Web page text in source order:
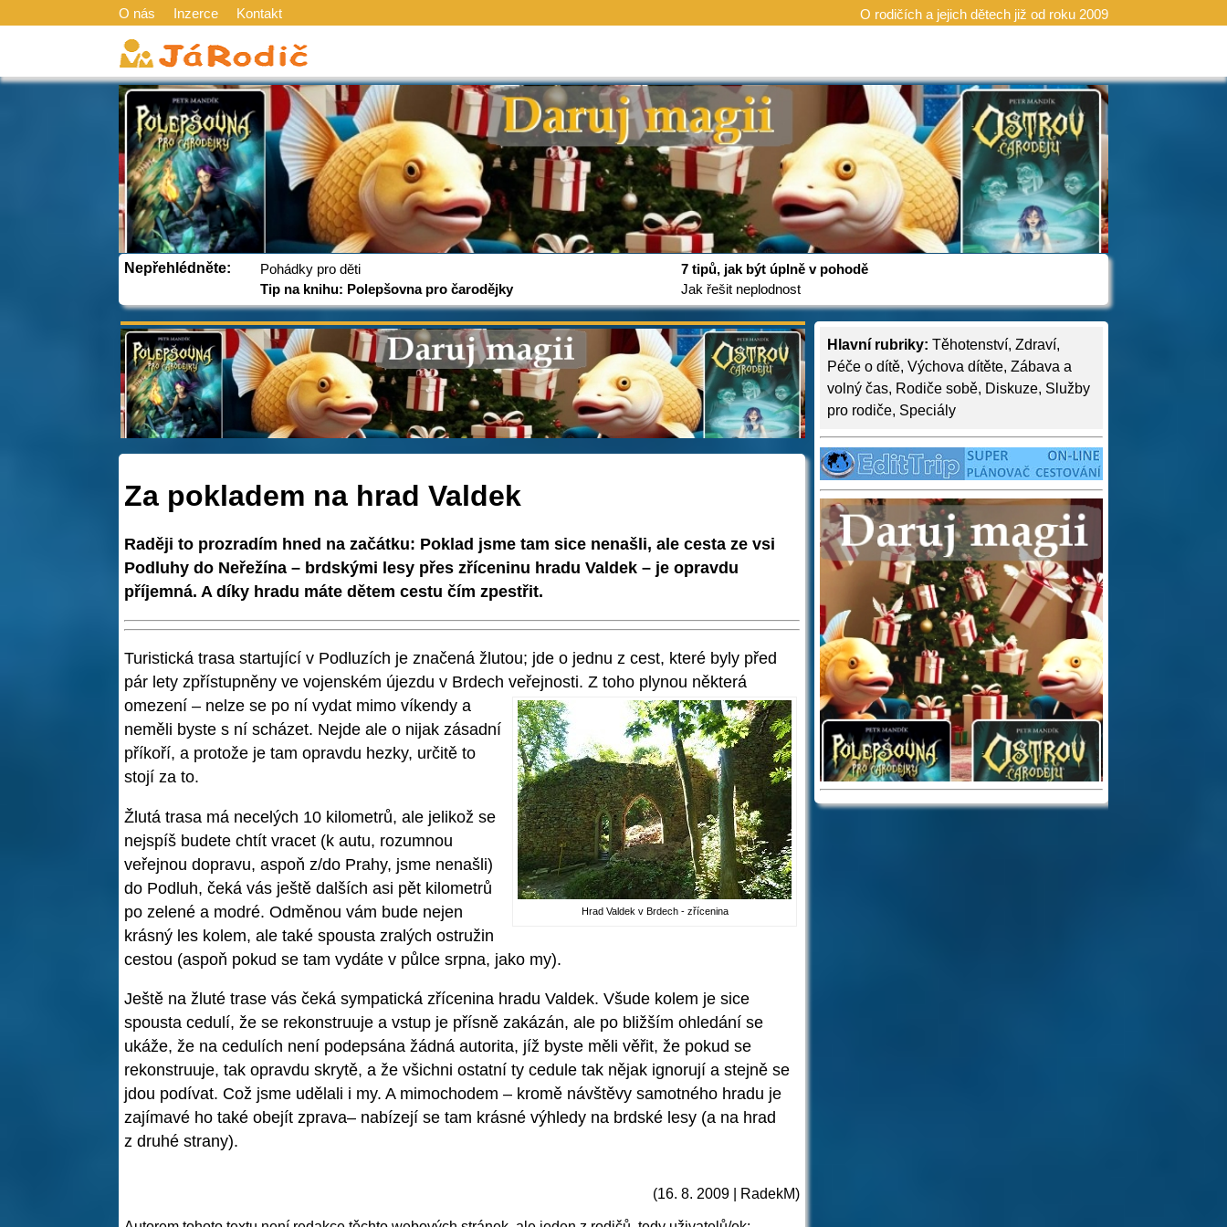
O nás Inzerce Kontakt O rodičích a jejich dětech již od roku 2009
Nepřehlédněte:
Pohádky pro děti
Tip na knihu: Polepšovna pro čarodějky
7 tipů, jak být úplně v pohodě
Jak řešit neplodnost
Hlavní rubriky: Těhotenství, Zdraví,
Péče o dítě, Výchova dítěte, Zábava a
volný čas, Rodiče sobě, Diskuze, Služby
pro rodiče, Speciály
Za pokladem na hrad Valdek
Raději to prozradím hned na začátku: Poklad jsme tam sice nenašli, ale cesta ze vsi
Podluhy do Neřežína – brdskými lesy přes zříceninu hradu Valdek – je opravdu
příjemná. A díky hradu máte dětem cestu čím zpestřit.
Turistická trasa startující v Podluzích je značená žlutou; jde o jednu z cest, které byly před
pár lety zpřístupněny ve vojenském újezdu v Brdech veřejnosti. Z toho plynou
Hrad Valdek v Brdech - zřícenina
některá
omezení – nelze se po ní vydat mimo víkendy a
neměli byste s ní scházet. Nejde ale o nijak zásadní
příkoří, a protože je tam opravdu hezky, určitě to
stojí za to.
Žlutá trasa má necelých 10 kilometrů, ale jelikož se
nejspíš budete chtít vracet (k autu, rozumnou
veřejnou dopravu, aspoň z/do Prahy, jsme nenašli)
do Podluh, čeká vás ještě dalších asi pět kilometrů
po zelené a modré. Odměnou vám bude nejen
krásný les kolem, ale také spousta zralých ostružin
cestou (aspoň pokud se tam vydáte v půlce srpna, jako my).
Ještě na žluté trase vás čeká sympatická zřícenina hradu Valdek. Všude kolem je sice
spousta cedulí, že se rekonstruuje a vstup je přísně zakázán, ale po bližším ohledání se
ukáže, že na cedulích není podepsána žádná autorita, jíž byste měli věřit, že pokud se
rekonstruuje, tak opravdu skrytě, a že všichni ostatní ty cedule tak nějak ignorují a stejně se
jdou podívat. Což jsme udělali i my. A mimochodem – kromě návštěvy samotného hradu je
zajímavé ho také obejít zprava– nabízejí se tam krásné výhledy na brdské lesy (a na hrad
z druhé strany).
(16. 8. 2009 | RadekM)